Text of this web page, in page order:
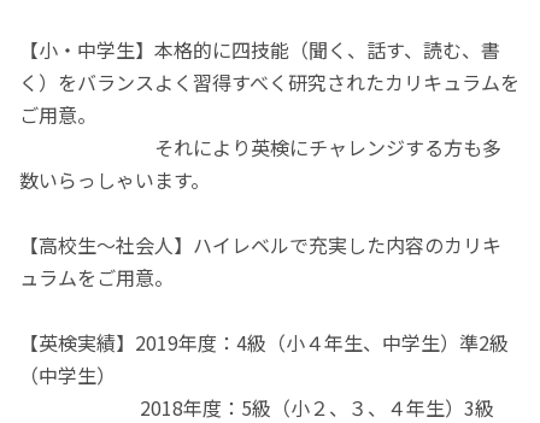
【小・中学生】本格的に四技能（聞く、話す、読む、書
く）をバランスよく習得すべく研究されたカリキュラムを
ご用意。
それにより英検にチャレンジする方も多
数いらっしゃいます。
【高校生～社会人】ハイレベルで充実した内容のカリキ
ュラムをご用意。
【英検実績】2019年度：4級（小４年生、中学生）準2級
（中学生）
2018年度：5級（小２、３、４年生）3級